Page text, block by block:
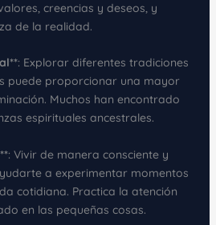
creencias y deseos, y
de la realidad.
: Explorar diferentes tradiciones
puede proporcionar una mayor
Muchos han encontrado
espirituales ancestrales.
: Vivir de manera consciente y
a experimentar momentos
cotidiana. Practica la atención
en las pequeñas cosas.